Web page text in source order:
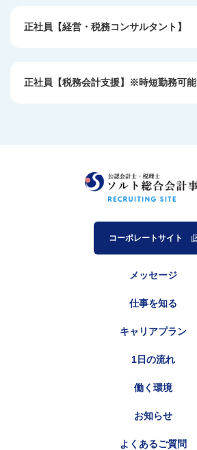
正社員【経営・税務コンサルタント】
正社員【税務会計支援】※時短勤務可能
コーポレートサイト
メッセージ
仕事を知る
キャリアプラン
1日の流れ
働く環境
お知らせ
よくあるご質問